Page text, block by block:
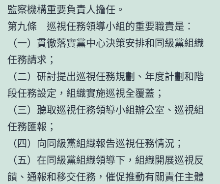
監察機構重要負責人擔任。
第九條 巡視任務領導小組的重要職責是：
（一）貫徹落實黨中心決策安排和同級黨組織
任務請求；
（二）研討提出巡視任務規劃、年度計劃和階
段任務設定，組織實施巡視全覆蓋；
（三）聽取巡視任務領導小組辦公室、巡視組
任務匯報；
（四）向同級黨組織報告巡視任務情況；
（五）在同級黨組織領導下，組織開展巡視反
饋、通報和移交任務，催促推動有關責任主體